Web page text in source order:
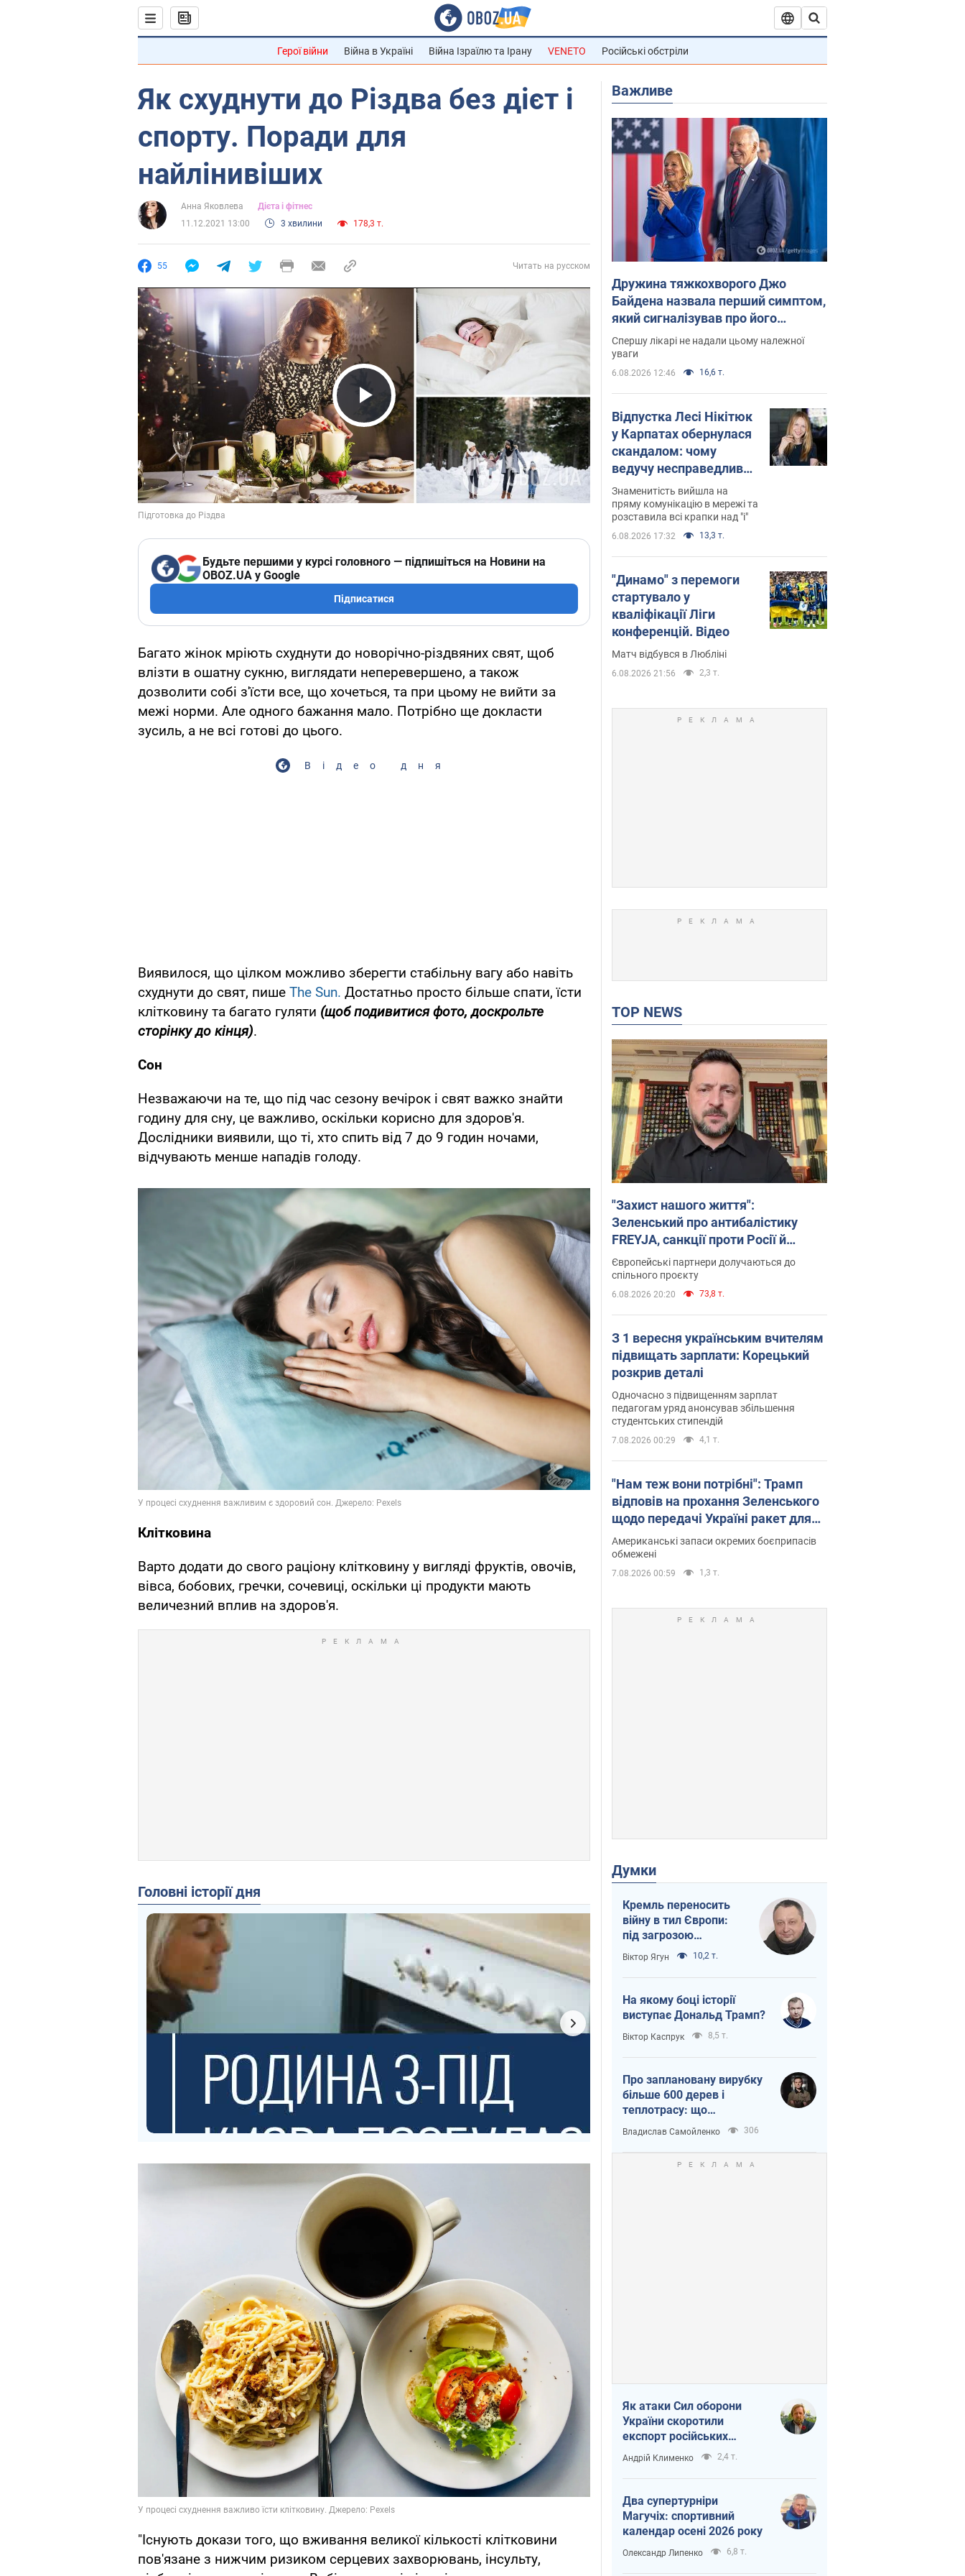
Герої війни Війна в Україні Війна Ізраїлю та Ірану VENETO Російські обстріли
Як схуднути до Різдва без дієт і
спорту. Поради для
найлінивіших
Анна Яковлева
Дієта і фітнес
11.12.2021 13:00
3 хвилини 178,3 т.
55 Читать на русском
Play Video
Будьте першими у курсі головного — підпишіться на Новини на
OBOZ.UA у Google
Підписатися
Багато жінок мріють схуднути до новорічно-різдвяних свят, щоб
влізти в ошатну сукню, виглядати неперевершено, а також
дозволити собі з'їсти все, що хочеться, та при цьому не вийти за
межі норми. Але одного бажання мало. Потрібно ще докласти
зусиль, а не всі готові до цього.
Відео дня
Виявилося, що цілком можливо зберегти стабільну вагу або навіть
схуднути до свят, пише The Sun. Достатньо просто більше спати, їсти
клітковину та багато гуляти (щоб подивитися фото, доскрольте
сторінку до кінця).
Сон
Незважаючи на те, що під час сезону вечірок і свят важко знайти
годину для сну, це важливо, оскільки корисно для здоров'я.
Дослідники виявили, що ті, хто спить від 7 до 9 годин ночами,
відчувають менше нападів голоду.
Клітковина
Варто додати до свого раціону клітковину у вигляді фруктів, овочів,
вівса, бобових, гречки, сочевиці, оскільки ці продукти мають
величезний вплив на здоров'я.
Головні історії дня
"Існують докази того, що вживання великої кількості клітковини
пов'язане з нижчим ризиком серцевих захворювань, інсульту,
Важливе
Дружина тяжкохворого Джо
Байдена назвала перший симптом,
який сигналізував про його
"агресивний" рак
Спершу лікарі не надали цьому належної
уваги
6.08.2026 12:46 16,6 т.
Відпустка Лесі Нікітюк
у Карпатах обернулася
скандалом: чому
ведучу несправедливо
захейтили
Знаменитість вийшла на
пряму комунікацію в мережі та
розставила всі крапки над "і"
6.08.2026 17:32 13,3 т.
"Динамо" з перемоги
стартувало у
кваліфікації Ліги
конференцій. Відео
Матч відбувся в Любліні
6.08.2026 21:56 2,3 т.
TOP NEWS
"Захист нашого життя":
Зеленський про антибалістику
FREYJA, санкції проти Росії й
підтримку аграріїв. Відео
Європейські партнери долучаються до
спільного проєкту
6.08.2026 20:20 73,8 т.
З 1 вересня українським вчителям
підвищать зарплати: Корецький
розкрив деталі
Одночасно з підвищенням зарплат
педагогам уряд анонсував збільшення
студентських стипендій
7.08.2026 00:29 4,1 т.
"Нам теж вони потрібні": Трамп
відповів на прохання Зеленського
щодо передачі Україні ракет для
Patriot
Американські запаси окремих боєприпасів
обмежені
7.08.2026 00:59 1,3 т.
Думки
Кремль переносить
війну в тил Європи:
під загрозою
критична логістика
Віктор Ягун 10,2 т.
На якому боці історії
виступає Дональд Трамп?
Віктор Каспрук 8,5 т.
Про заплановану вирубку
більше 600 дерев і
теплотрасу: що
відбувається на Теремках
у Києві
Владислав Самойленко 306
Як атаки Сил оборони
України скоротили
експорт російських
нафтопродуктів
Андрій Клименко 2,4 т.
Два супертурніри
Магучіх: спортивний
календар осені 2026 року
Олександр Липенко 6,8 т.